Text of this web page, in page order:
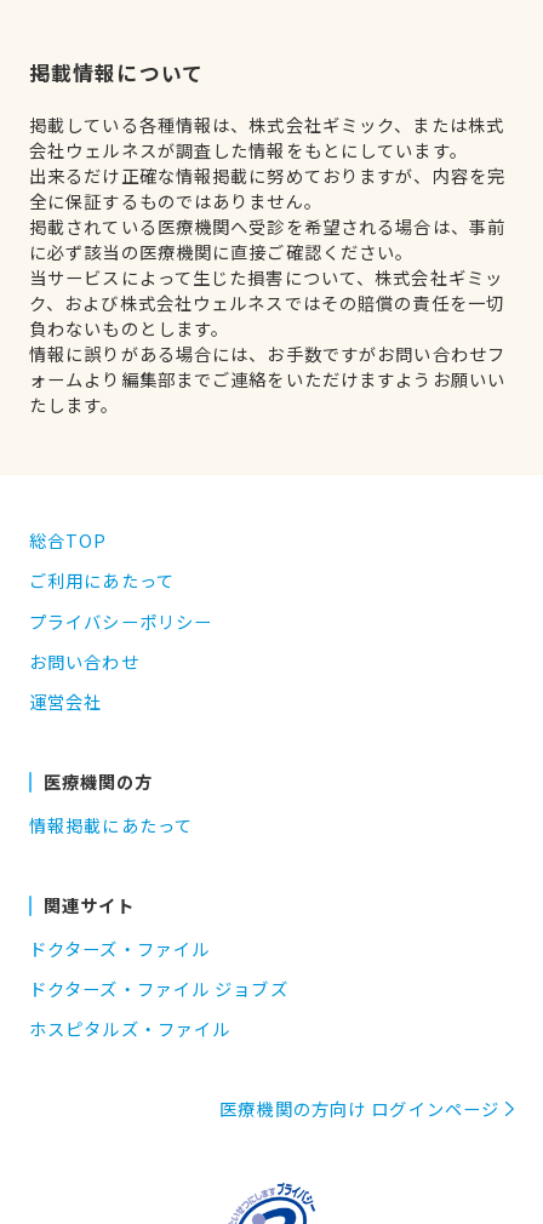
掲載情報について
掲載している各種情報は、株式会社ギミック、または株式
会社ウェルネスが調査した情報をもとにしています。
出来るだけ正確な情報掲載に努めておりますが、内容を完
全に保証するものではありません。
掲載されている医療機関へ受診を希望される場合は、事前
に必ず該当の医療機関に直接ご確認ください。
当サービスによって生じた損害について、株式会社ギミッ
ク、および株式会社ウェルネスではその賠償の責任を一切
負わないものとします。
情報に誤りがある場合には、お手数ですがお問い合わせフ
ォームより編集部までご連絡をいただけますようお願いい
たします。
総合TOP
ご利用にあたって
プライバシーポリシー
お問い合わせ
運営会社
医療機関の方
情報掲載にあたって
関連サイト
ドクターズ・ファイル
ドクターズ・ファイル ジョブズ
ホスピタルズ・ファイル
医療機関の方向け ログインページ